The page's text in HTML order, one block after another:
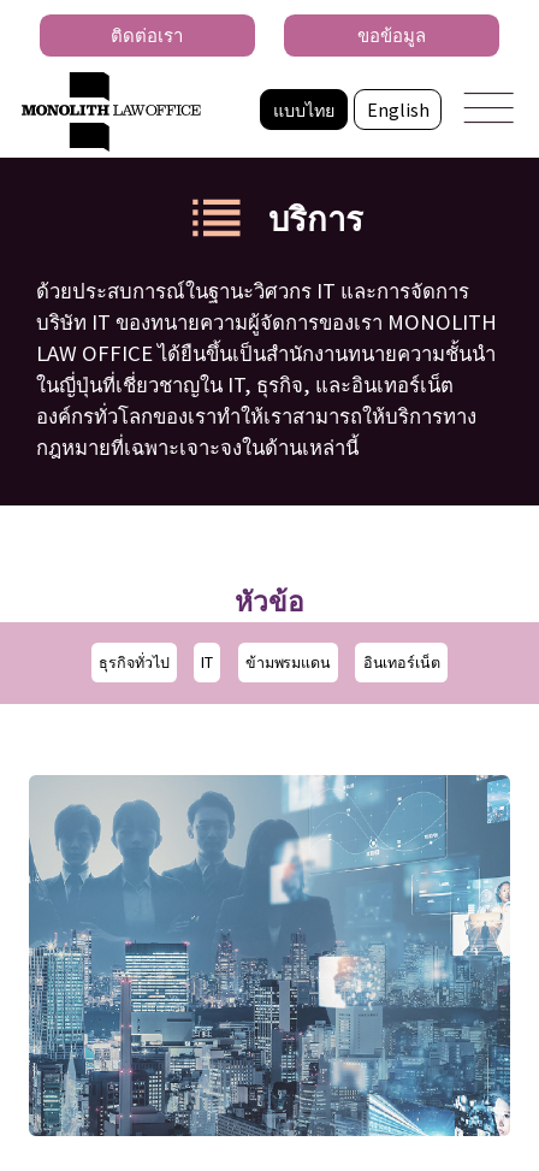
แบบไทย English
ติดต่อเรา ขอข้อมูล
บริการ
ด้วยประสบการณ์ในฐานะวิศวกร IT และการจัดการ
บริษัท IT ของทนายความผู้จัดการของเรา MONOLITH
LAW OFFICE ได้ยืนขึ้นเป็นสำนักงานทนายความชั้นนำ
ในญี่ปุ่นที่เชี่ยวชาญใน IT, ธุรกิจ, และอินเทอร์เน็ต
องค์กรทั่วโลกของเราทำให้เราสามารถให้บริการทาง
กฎหมายที่เฉพาะเจาะจงในด้านเหล่านี้
หัวข้อ
ธุรกิจทั่วไป IT ข้ามพรมแดน อินเทอร์เน็ต